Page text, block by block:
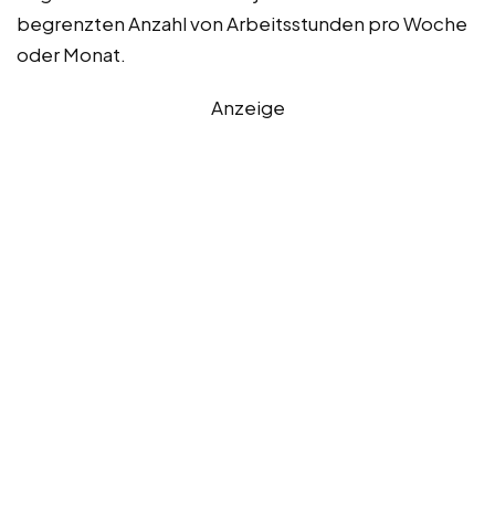
begrenzten Anzahl von Arbeitsstunden pro Woche
oder Monat.
Anzeige